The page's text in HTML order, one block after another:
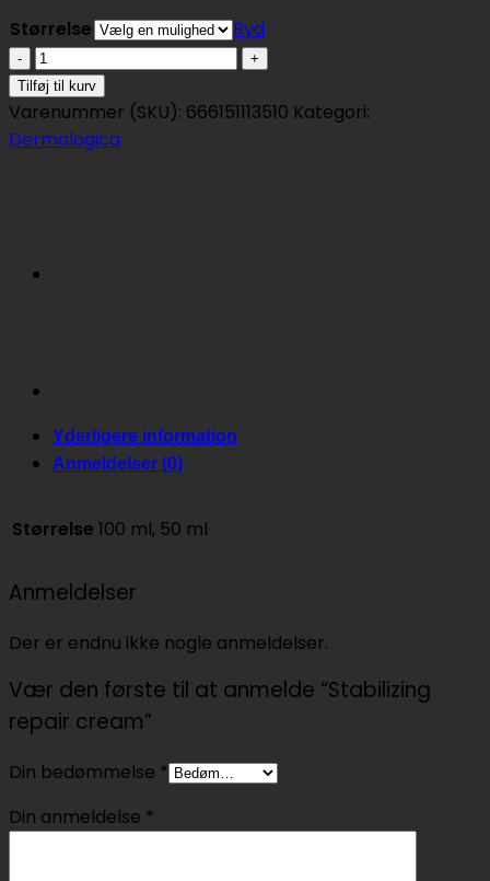
Størrelse
Ryd
Stabilizing
repair
cream
antal
Tilføj til kurv
Varenummer (SKU): 666151113510 Kategori:
Dermalogica
Yderligere information
Anmeldelser (0)
Størrelse 100 ml, 50 ml
Anmeldelser
Der er endnu ikke nogle anmeldelser.
Vær den første til at anmelde “Stabilizing
repair cream”
Din bedømmelse *
Din anmeldelse *